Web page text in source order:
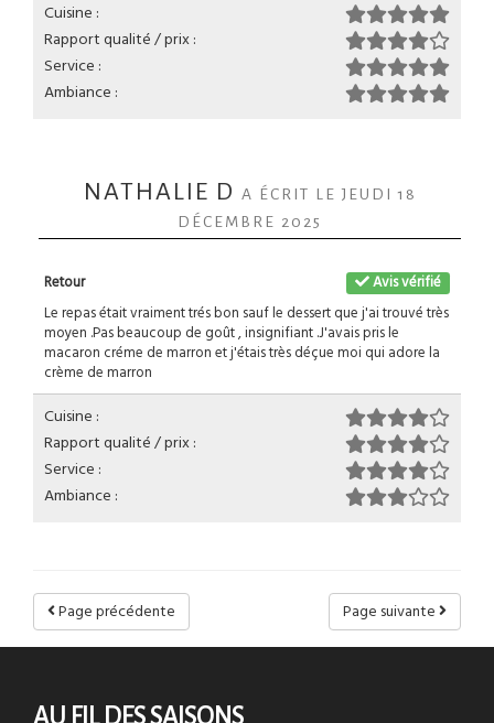
Cuisine :
Rapport qualité / prix :
Service :
Ambiance :
NATHALIE D A ÉCRIT LE JEUDI 18
DÉCEMBRE 2025
Avis vérifié
Retour
Le repas était vraiment trés bon sauf le dessert que j'ai trouvé très
moyen .Pas beaucoup de goût , insignifiant .J'avais pris le
macaron créme de marron et j'étais très déçue moi qui adore la
crème de marron
Cuisine :
Rapport qualité / prix :
Service :
Ambiance :
Page suivante
Page précédente
AU FIL DES SAISONS